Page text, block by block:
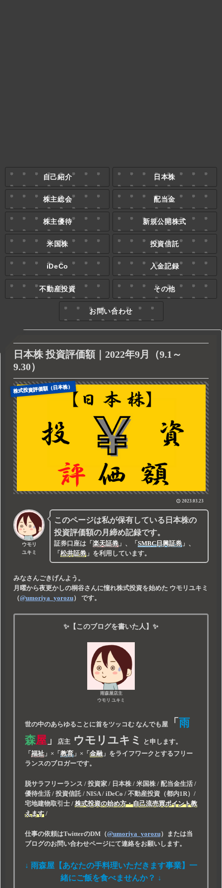
自己紹介 日本株
株主総会 配当金
株主優待 新規公開株式
米国株 投資信託
iDeCo 入金記録
不動産投資 その他
お問い合わせ
日本株 投資評価額｜2022年9月（9.1～
9.30）
株式投資評価額（日本株）
2023.03.23
ウモリ
ユキミ
このページは私が保有している日本株の
投資評価額の月締め記録です。
証券口座は 「楽天証券 」 、 「SMBC日興証券 」 、
「松井証券 」 を利用しています。
みなさんごきげんよう。
月曜から夜更かしの桐谷さんに憧れ株式投資を始めた ウモリユキミ
（@umoriya_yorozu） です。
✨【このブログを書いた人】✨
雨森屋店主
ウモリ ユキミ
世の中のあらゆることに首をツッコむ なんでも屋「 雨
森屋」 店主 ウモリユキミ
と申します。
「 福祉」 × 「 教育」 × 「 金融」 をライフワークとするフリー
ランスのブロガーです。
脱サラフリーランス / 投資家 / 日本株 / 米国株 / 配当金生活 /
優待生活 / 投資信託 / NISA / iDeCo / 不動産投資（都内1R）/
宅地建物取引士 / 株式投資の始め方・自己流売買ポイント教
えます/
仕事の依頼はTwitterのDM（@umoriya_yorozu）または当
ブログのお問い合わせページにて連絡をお願いします。
↓ 雨森屋【あなたの手料理いただきます事業】一
緒にご飯を食べませんか？ ↓